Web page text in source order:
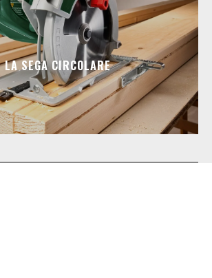
LA SEGA CIRCOLARE